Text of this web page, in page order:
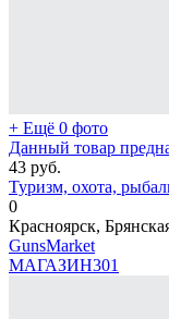
+ Ещё 0 фото
Данный товар
43 руб.
Туризм, охота,
0
Красноярск,
GunsMarket
МАГАЗИН301